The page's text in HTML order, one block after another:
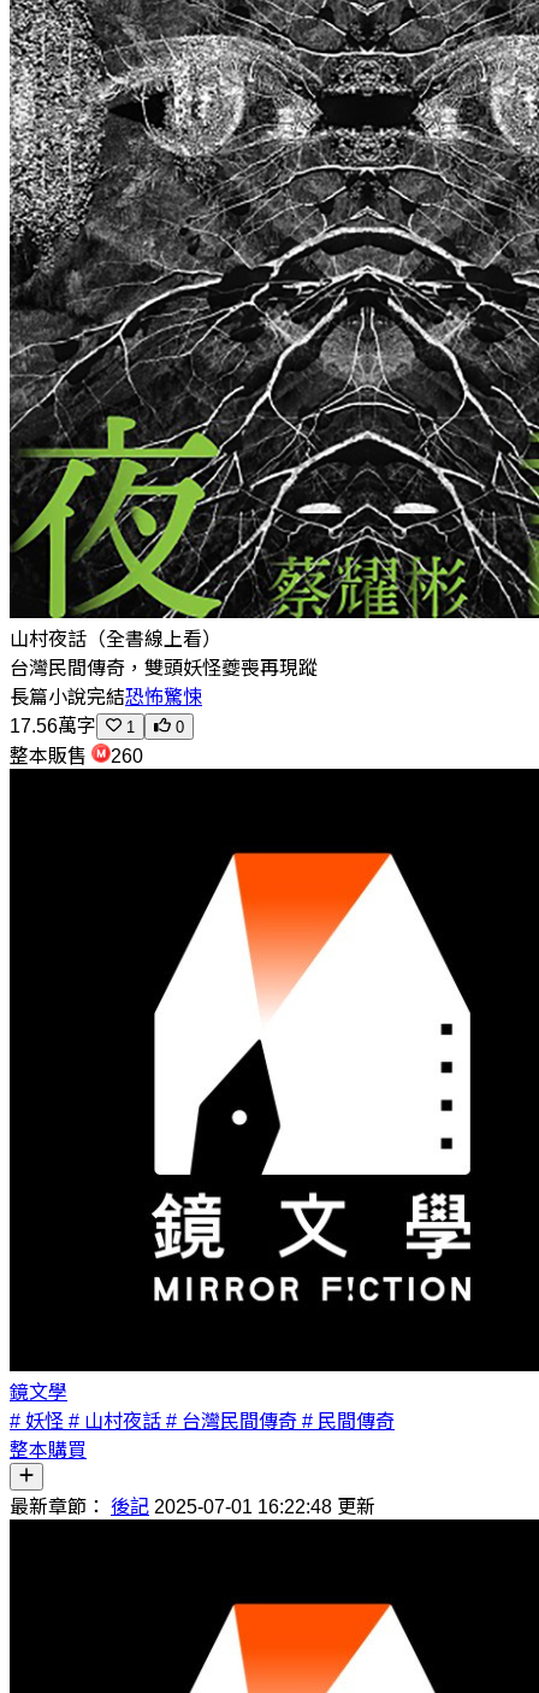
山村夜話（全書線上看）
台灣民間傳奇，雙頭妖怪夔喪再現蹤
長篇小說完結恐怖驚悚
17.56萬字
1 0
整本販售 260
鏡文學
# 妖怪 # 山村夜話 # 台灣民間傳奇 # 民間傳奇
整本購買
最新章節： 後記 2025-07-01 16:22:48 更新